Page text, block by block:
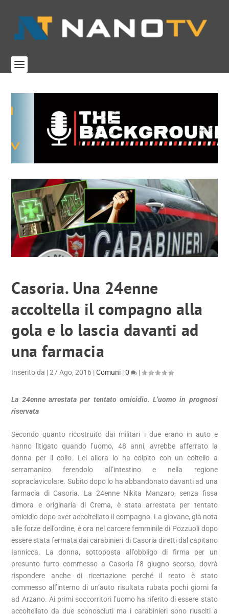
Casoria. Una 24enne
accoltella il compagno alla
gola e lo lascia davanti ad
una farmacia
Inserito da |27 Ago, 2016 |Comuni |0 |
La 24enne arrestata per tentato omicidio. L’uomo in prognosi
riservata
Secondo quanto ricostruito dai militari i due erano in auto e
hanno litigato quando l’uomo, 48 anni, avrebbe afferrato la
donna per il collo. Lei allora lo ha colpito con un coltello a
serramanico ferendolo all’intestino e nella regione
sopraclavicolare. Subito dopo lo ha abbandonato davanti ad una
farmacia di Casoria. La 24enne Nikita Manzaro, senza fissa
dimora e originaria di Crema, è stata arrestata per tentato
omicidio dopo aver accoltellato il compagno. La giovane, già nota
alle forze dell’ordine, è ora nel carcere femminile di Pozzuoli dopo
essere stata fermata dai carabinieri di Casoria diretti dal capitano
Iannicca. La donna, sottoposta all’obbligo di firma per un
presunto furto commesso a Casoria l’8 giugno scorso, dovrà
rispondere anche di ricettazione perché il reato è stato
commesso all’interno di un’auto risultata rubata pochi giorni fa
ad Arzano. Ai primi soccorritori l’uomo ha riferito di essere stato
accoltellato da due sconosciuti ma i carabinieri sono riusciti a